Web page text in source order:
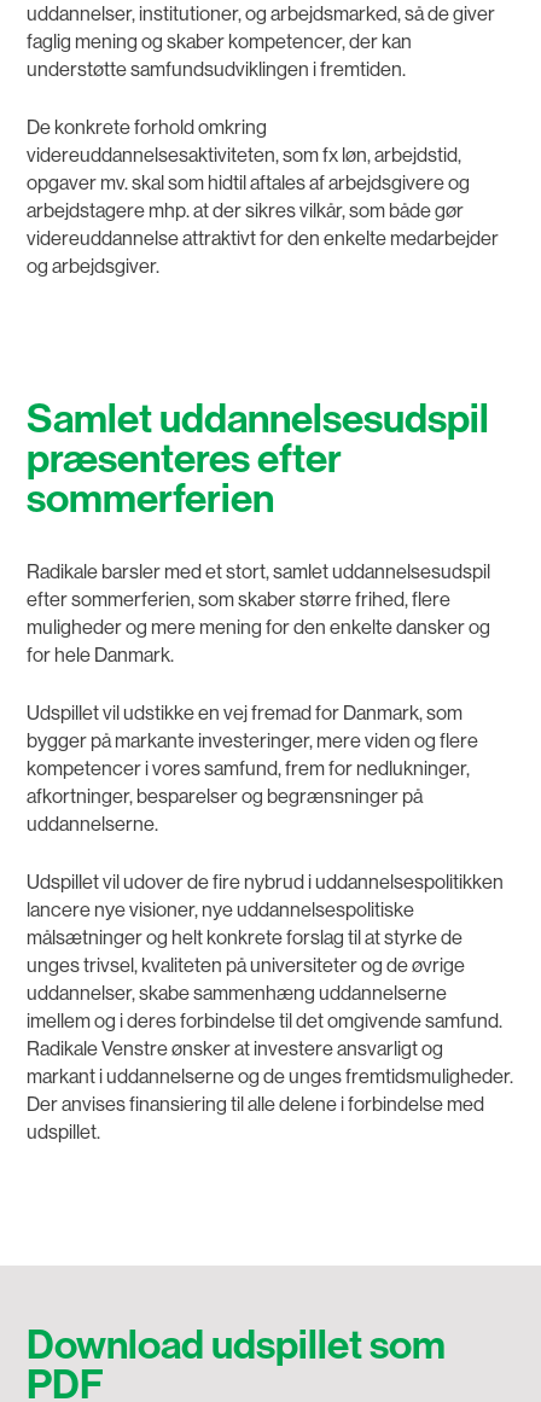
uddannelser, institutioner, og arbejdsmarked, så de giver
faglig mening og skaber kompetencer, der kan
understøtte samfundsudviklingen i fremtiden.
De konkrete forhold omkring
videreuddannelsesaktiviteten, som fx løn, arbejdstid,
opgaver mv. skal som hidtil aftales af arbejdsgivere og
arbejdstagere mhp. at der sikres vilkår, som både gør
videreuddannelse attraktivt for den enkelte medarbejder
og arbejdsgiver.
Samlet uddannelsesudspil
præsenteres efter
sommerferien
Radikale barsler med et stort, samlet uddannelsesudspil
efter sommerferien, som skaber større frihed, flere
muligheder og mere mening for den enkelte dansker og
for hele Danmark.
Udspillet vil udstikke en vej fremad for Danmark, som
bygger på markante investeringer, mere viden og flere
kompetencer i vores samfund, frem for nedlukninger,
afkortninger, besparelser og begrænsninger på
uddannelserne.
Udspillet vil udover de fire nybrud i uddannelsespolitikken
lancere nye visioner, nye uddannelsespolitiske
målsætninger og helt konkrete forslag til at styrke de
unges trivsel, kvaliteten på universiteter og de øvrige
uddannelser, skabe sammenhæng uddannelserne
imellem og i deres forbindelse til det omgivende samfund.
Radikale Venstre ønsker at investere ansvarligt og
markant i uddannelserne og de unges fremtidsmuligheder.
Der anvises finansiering til alle delene i forbindelse med
udspillet.
Download udspillet som
PDF